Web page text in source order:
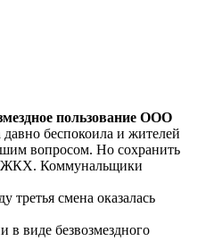
пользование ООО
беспокоила и жителей
вопросом. Но сохранить
УЖКХ. Коммунальщики
смена оказалась
в виде безвозмездного